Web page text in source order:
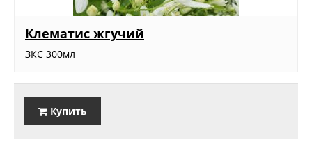
Клематис жгучий
ЗКС 300мл
Купить